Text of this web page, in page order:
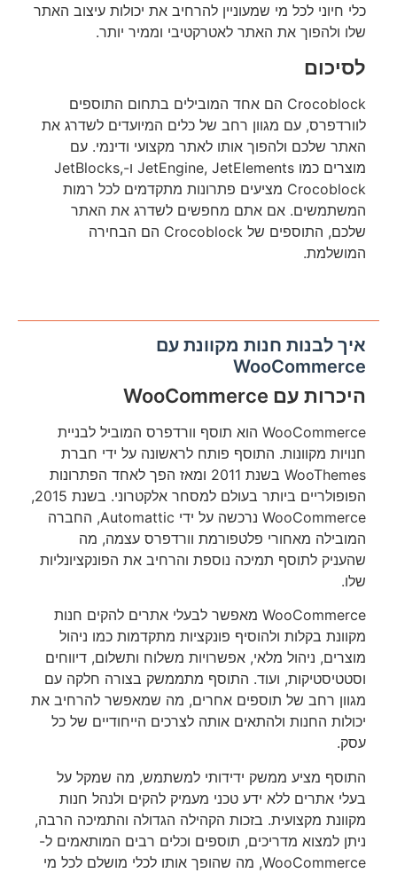
כלי חיוני לכל מי שמעוניין להרחיב את יכולות עיצוב האתר
שלו ולהפוך את האתר לאטרקטיבי וממיר יותר.
לסיכום
Crocoblock הם אחד המובילים בתחום התוספים
לוורדפרס, עם מגוון רחב של כלים המיועדים לשדרג את
האתר שלכם ולהפוך אותו לאתר מקצועי ודינמי. עם
מוצרים כמו JetEngine, JetElements ו-JetBlocks,
Crocoblock מציעים פתרונות מתקדמים לכל רמות
המשתמשים. אם אתם מחפשים לשדרג את האתר
שלכם, התוספים של Crocoblock הם הבחירה
המושלמת.
איך לבנות חנות מקוונת עם
WooCommerce
היכרות עם WooCommerce
WooCommerce הוא תוסף וורדפרס המוביל לבניית
חנויות מקוונות. התוסף פותח לראשונה על ידי חברת
WooThemes בשנת 2011 ומאז הפך לאחד הפתרונות
הפופולריים ביותר בעולם למסחר אלקטרוני. בשנת 2015,
WooCommerce נרכשה על ידי Automattic, החברה
המובילה מאחורי פלטפורמת וורדפרס עצמה, מה
שהעניק לתוסף תמיכה נוספת והרחיב את הפונקציונליות
שלו.
WooCommerce מאפשר לבעלי אתרים להקים חנות
מקוונת בקלות ולהוסיף פונקציות מתקדמות כמו ניהול
מוצרים, ניהול מלאי, אפשרויות משלוח ותשלום, דיווחים
וסטטיסטיקות, ועוד. התוסף מתממשק בצורה חלקה עם
מגוון רחב של תוספים אחרים, מה שמאפשר להרחיב את
יכולות החנות ולהתאים אותה לצרכים הייחודיים של כל
עסק.
התוסף מציע ממשק ידידותי למשתמש, מה שמקל על
בעלי אתרים ללא ידע טכני מעמיק להקים ולנהל חנות
מקוונת מקצועית. בזכות הקהילה הגדולה והתמיכה הרבה,
ניתן למצוא מדריכים, תוספים וכלים רבים המותאמים ל-
WooCommerce, מה שהופך אותו לכלי מושלם לכל מי